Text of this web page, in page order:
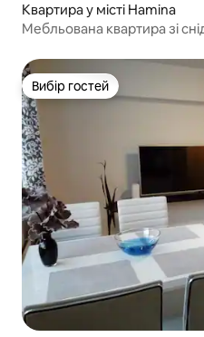
Квартира у місті Hamina
Мебльована квартира зі
Вибір гостей
Вибір гостей